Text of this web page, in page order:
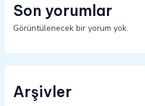
Son yorumlar
Görüntülenecek bir yorum yok.
Arşivler